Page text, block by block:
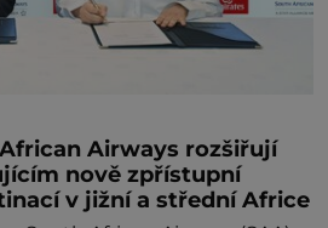
Airways rozšiřují
nově zpřístupní
v jižní a střední Africe